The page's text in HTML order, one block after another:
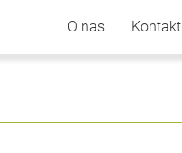
O nas Kontakt